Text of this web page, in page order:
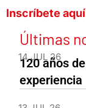
Inscríbete
Últimas
14 JUL 26
120 años
experiencia